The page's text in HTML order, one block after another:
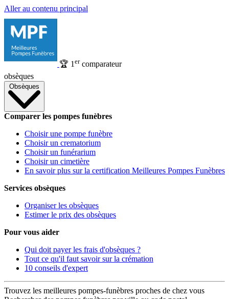
Aller au contenu principal
🏆 1 ercomparateur
obsèques
Obsèques
Comparer les pompes funèbres
Choisir une pompe funèbre
Choisir un crematorium
Choisir un funérarium
Choisir un cimetière
En savoir plus sur la certification Meilleures Pompes Funèbres
Services obsèques
Organiser les obsèques
Estimer le prix des obsèques
Pour vous aider
Qui doit payer les frais d'obsèques ?
Tout ce qu'il faut savoir sur la crémation
10 conseils d'expert
Trouvez les meilleures pompes-funèbres proches de chez vous